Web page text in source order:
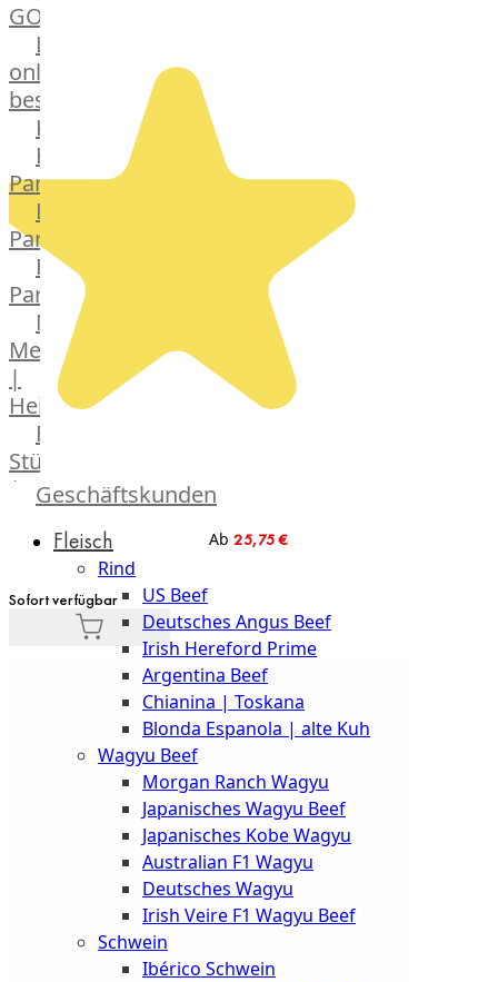
GOURMET
Lebensmittel
online
bestellen
Karriere
Kochschul-
Partner
Depot-
Partner
Frischetheken-
Partner
Männer
Metzger
|
Heinsberg
Feinkost
Stüttgen
|
The
Club
Geschäftskunden
Fleisch
Rind
US Beef
Deutsches Angus Beef
Irish Hereford Prime
Argentina Beef
Chianina | Toskana
Blonda Espanola | alte Kuh
Wagyu Beef
Morgan Ranch Wagyu
Japanisches Wagyu Beef
Japanisches Kobe Wagyu
Australian F1 Wagyu
Deutsches Wagyu
Irish Veire F1 Wagyu Beef
Schwein
Ibérico Schwein
Ab 25,75 €
Sofort verfügbar